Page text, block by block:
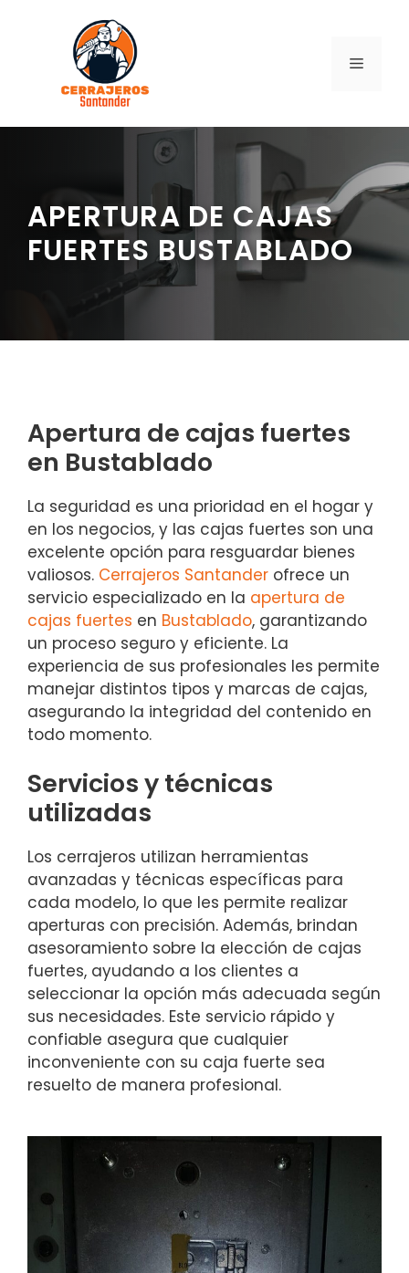
contenido
MENÚ
APERTURA DE CAJAS
FUERTES BUSTABLADO
Apertura de cajas fuertes
en Bustablado
La seguridad es una prioridad en el hogar y
en los negocios, y las cajas fuertes son una
excelente opción para resguardar bienes
valiosos. Cerrajeros Santander ofrece un
servicio especializado en la apertura de
cajas fuertes en Bustablado, garantizando
un proceso seguro y eficiente. La
experiencia de sus profesionales les permite
manejar distintos tipos y marcas de cajas,
asegurando la integridad del contenido en
todo momento.
Servicios y técnicas
utilizadas
Los cerrajeros utilizan herramientas
avanzadas y técnicas específicas para
cada modelo, lo que les permite realizar
aperturas con precisión. Además, brindan
asesoramiento sobre la elección de cajas
fuertes, ayudando a los clientes a
seleccionar la opción más adecuada según
sus necesidades. Este servicio rápido y
confiable asegura que cualquier
inconveniente con su caja fuerte sea
resuelto de manera profesional.